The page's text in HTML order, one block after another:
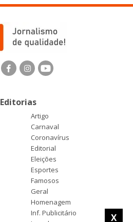
X
Editorias
Artigo
Carnaval
Coronavírus
Editorial
Eleições
Esportes
Famosos
Geral
Homenagem
Inf. Publicitário